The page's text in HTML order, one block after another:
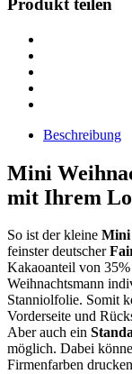
Produkt teilen
Beschreibung
Mini
mit Ihrem
So ist der kleine Mini
feinster deutscher
Kakaoanteil von
Weihnachtsmann
Stanniolfolie. Somit
Vorderseite und
Aber auch ein
möglich. Dabei
Firmenfarben